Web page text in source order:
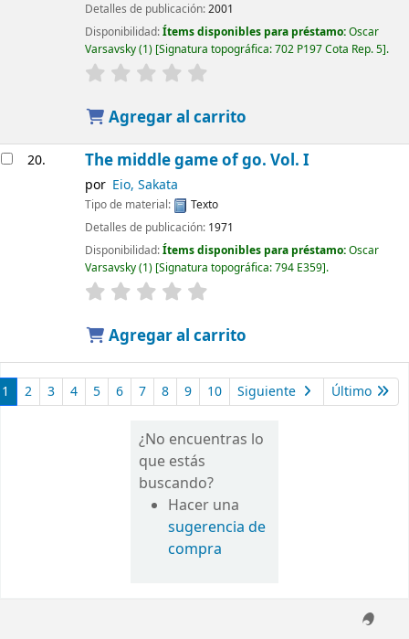
Detalles de publicación:2001
Disponibilidad:Ítems disponibles para préstamo:Oscar
Varsavsky(1) Signatura topográfica:702 P197 Cota Rep. 5 .
Agregar al carrito
20. The middle game of go. Vol. I
por Eio, Sakata
Tipo de material:
Texto
Detalles de publicación: 1971
Disponibilidad:Ítems disponibles para préstamo:Oscar
Varsavsky(1) Signatura topográfica:794 E359 .
Agregar al carrito
1 2 3 4 5 6 7 8 9 10 Siguiente Último
¿No encuentras lo
que estás
buscando?
Hacer una
sugerencia de
compra